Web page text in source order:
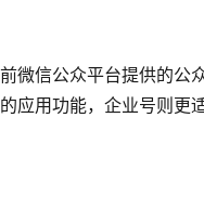
微信公众平台提供的公
应用功能，企业号则更